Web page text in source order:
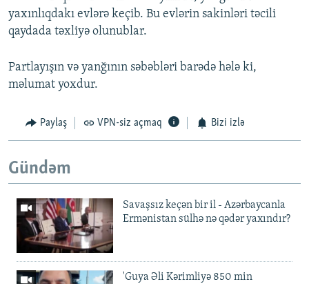
yaxınlıqdakı evlərə keçib. Bu evlərin sakinləri təcili
qaydada təxliyə olunublar.
Partlayışın və yanğının səbəbləri barədə hələ ki,
məlumat yoxdur.
Paylaş VPN-siz açmaq Bizi izlə
Gündəm
Savaşsız keçən bir il - Azərbaycanla
Ermənistan sülhə nə qədər yaxındır?
'Guya Əli Kərimliyə 850 min